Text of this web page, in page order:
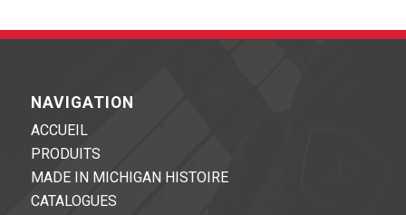
NAVIGATION
ACCUEIL
PRODUITS
MADE IN MICHIGAN HISTOIRE
CATALOGUES